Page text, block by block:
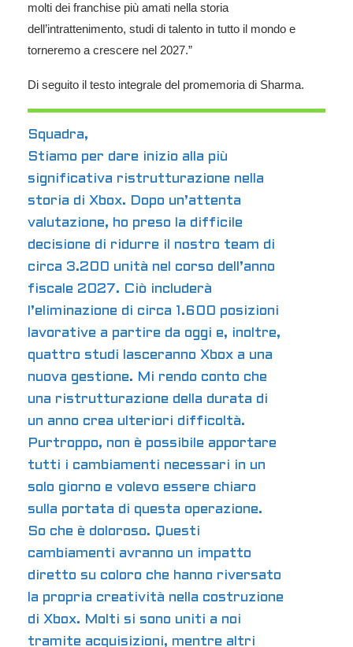
molti dei franchise più amati nella storia
dell’intrattenimento, studi di talento in tutto il mondo e
torneremo a crescere nel 2027.”
Di seguito il testo integrale del promemoria di Sharma.
Squadra,
Stiamo per dare inizio alla più
significativa ristrutturazione nella
storia di Xbox. Dopo un’attenta
valutazione, ho preso la difficile
decisione di ridurre il nostro team di
circa 3.200 unità nel corso dell’anno
fiscale 2027. Ciò includerà
l’eliminazione di circa 1.600 posizioni
lavorative a partire da oggi e, inoltre,
quattro studi lasceranno Xbox a una
nuova gestione. Mi rendo conto che
una ristrutturazione della durata di
un anno crea ulteriori difficoltà.
Purtroppo, non è possibile apportare
tutti i cambiamenti necessari in un
solo giorno e volevo essere chiaro
sulla portata di questa operazione.
So che è doloroso. Questi
cambiamenti avranno un impatto
diretto su coloro che hanno riversato
la propria creatività nella costruzione
di Xbox. Molti si sono uniti a noi
tramite acquisizioni, mentre altri